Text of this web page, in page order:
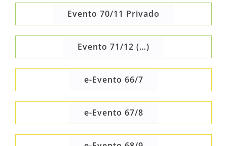
Evento 70/11 Privado
Evento 71/12 (…)
e-Evento 66/7
e-Evento 67/8